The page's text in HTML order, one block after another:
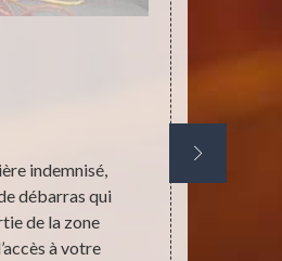
indemnisé,
débarras qui
de la zone
à votre